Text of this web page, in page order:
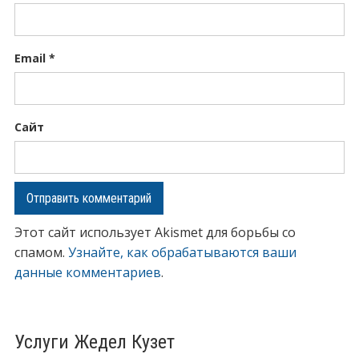
Услуги Жедел Кузет
Email *
Сайт
Этот сайт использует Akismet для борьбы со
спамом. Узнайте, как обрабатываются ваши
данные комментариев.